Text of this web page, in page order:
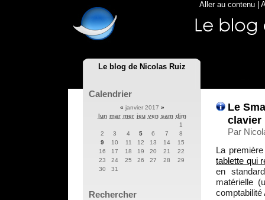
Le blog de Nicolas Ruiz
Aller au contenu
Le
clavier
Par
La
tablette qui
en
matérielle
comptabilité
Calendrier
« janvier 2017 »
lun mar mer jeu ven sam dim
1
2
3 4 5 6 7
8
9
10 11 12 13 14
15
16
17 18 19 20 21
22
23
24 25 26 27 28
29
30
31
Rechercher